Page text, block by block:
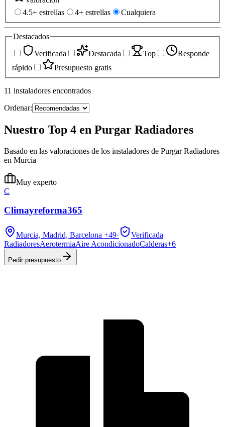
4.5+ estrellas
4+ estrellas Cualquiera
Destacados
Verificada
Destacada Top
Responde
rápido
Presupuesto gratis
11 instaladores encontrados
Ordenar:
Nuestro Top 4 en Purgar Radiadores
Basado en las valoraciones de los instaladores de Purgar Radiadores
en Murcia
Muy experto
C
Climayreforma365
Murcia, Madrid, Barcelona +49·
Verificada
RadiadoresAerotermiaAire AcondicionadoCalderas+6
Pedir presupuesto